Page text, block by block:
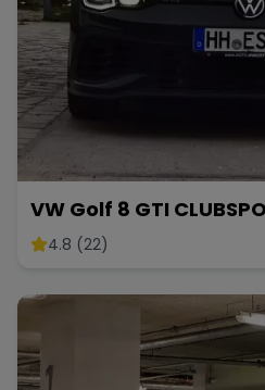
VW Golf 8 GTI
4.8 (22)